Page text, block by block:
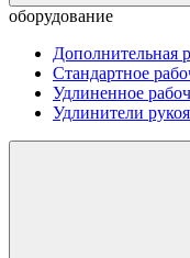
оборудование
Дополнительная
Стандартное
Удлиненное
Удлинители